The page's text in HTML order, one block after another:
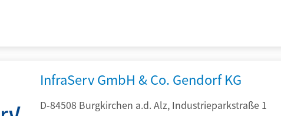
InfraServ GmbH & Co. Gendorf KG
D-84508 Burgkirchen a.d. Alz, Industrieparkstraße 1